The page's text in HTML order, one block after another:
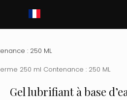
: 250 ML
250 ml Contenance : 250 ML
Gel lubrifiant à base